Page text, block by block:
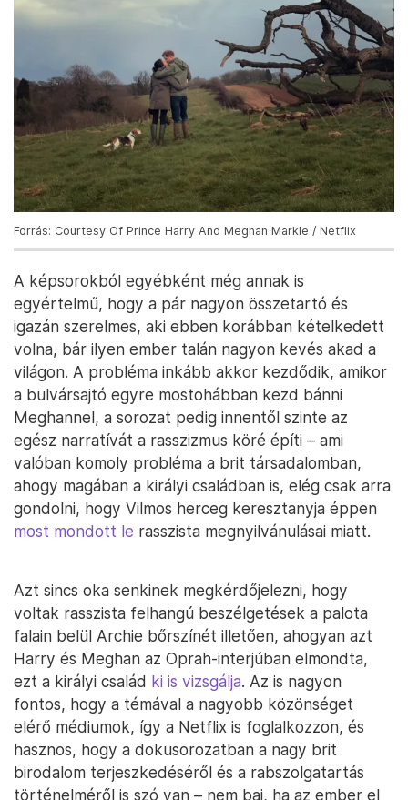
Forrás: Courtesy Of Prince Harry And Meghan Markle / Netflix
A képsorokból egyébként még annak is
egyértelmű, hogy a pár nagyon összetartó és
igazán szerelmes, aki ebben korábban kételkedett
volna, bár ilyen ember talán nagyon kevés akad a
világon. A probléma inkább akkor kezdődik, amikor
a bulvársajtó egyre mostohábban kezd bánni
Meghannel, a sorozat pedig innentől szinte az
egész narratívát a rasszizmus köré építi – ami
valóban komoly probléma a brit társadalomban,
ahogy magában a királyi családban is, elég csak arra
gondolni, hogy Vilmos herceg keresztanyja éppen
most mondott le rasszista megnyilvánulásai miatt.
Azt sincs oka senkinek megkérdőjelezni, hogy
voltak rasszista felhangú beszélgetések a palota
falain belül Archie bőrszínét illetően, ahogyan azt
Harry és Meghan az Oprah-interjúban elmondta,
ezt a királyi család ki is vizsgálja. Az is nagyon
fontos, hogy a témával a nagyobb közönséget
elérő médiumok, így a Netflix is foglalkozzon, és
hasznos, hogy a dokusorozatban a nagy brit
birodalom terjeszkedéséről és a rabszolgatartás
történelméről is szó van – nem baj, ha az ember el